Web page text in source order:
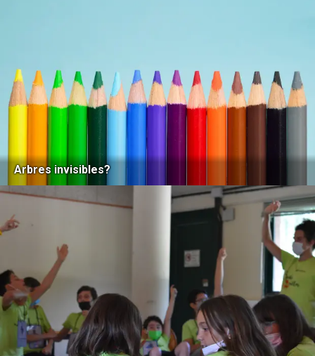
Arbres invisibles?